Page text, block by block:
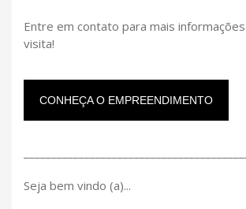
Entre em contato para mais
visita!
CONHEÇA O EMPREENDIMENTO
Seja bem vindo (a)...